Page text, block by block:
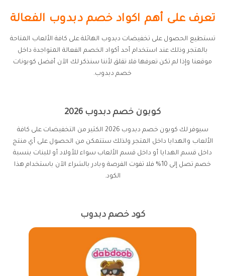
تعرف على أهم اكواد خصم دبدوب الفعالة
تستطيع الحصول على تخفيضات دبدوب الهائلة على كافة الألعاب المتاحة
بالمتجر وذلك عند استخدام أحد أكواد الخصم الفعالة المتواجدة داخل
موقعنا وإذا لم تكن تعرفها فلا تقلق لأننا سنذكر لك الآن أفضل كوبونات
خصم دبدوب.
كوبون خصم دبدوب 2026
سيوفر لك كوبون خصم دبدوب 2026 الكثير من التخفيضات على كافة
الألعاب والهدايا داخل المتجر ولذلك ستتمكن من الحصول على أي منتج
داخل قسم الهدايا أو داخل قسم الألعاب سواء للأولاد أو للبنات بنسبة
خصم تصل إلى 10% فلا تفوت الفرصة وبادر بالشراء الآن باستخدام هذا
الكود.
كود خصم دبدوب